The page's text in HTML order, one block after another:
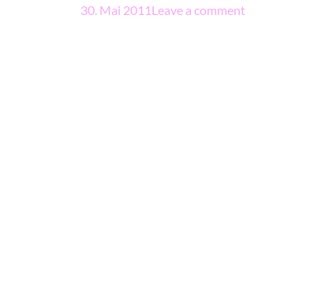
30. Mai 2011 Leave a comment